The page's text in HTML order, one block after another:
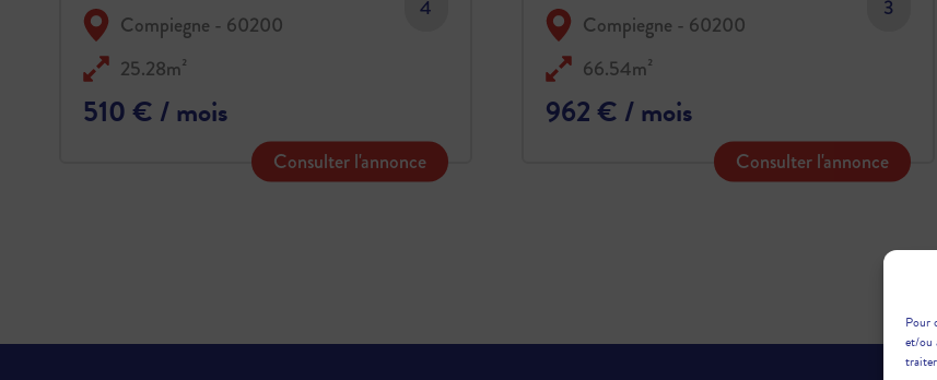
Pour
et/ou
Compiegne - 60200
25.28m²
510 € / mois
4
Consulter l'annonce
Compiegne - 60200
66.54m²
962 € / mois
3
Consulter l'annonce